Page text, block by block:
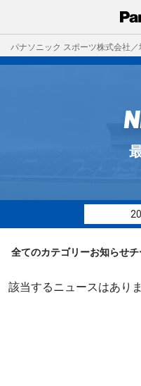
パナソニック スポーツ株式会社
全てのカテゴリーお知らせチ
該当するニュースはあり